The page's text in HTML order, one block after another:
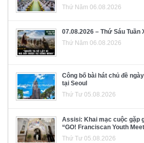
Thứ Năm 06.08.2026
07.08.2026 – Thứ Sáu Tuần
Thứ Năm 06.08.2026
Công bố bài hát chủ đề
tại Seoul
Thứ Tư 05.08.2026
Assisi: Khai mạc cuộc gặp
“GO! Franciscan Youth
Thứ Tư 05.08.2026